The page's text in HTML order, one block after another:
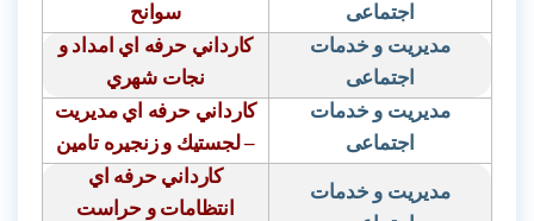
اجتماعی
سوانح
مدیریت و خدمات
اجتماعی
كارداني حرفه اي امداد و
نجات شهري
مدیریت و خدمات
اجتماعی
كارداني حرفه اي مديريت
– لجستيك و زنجيره تامين
مدیریت و خدمات
كارداني حرفه اي
انتظامات و حراست